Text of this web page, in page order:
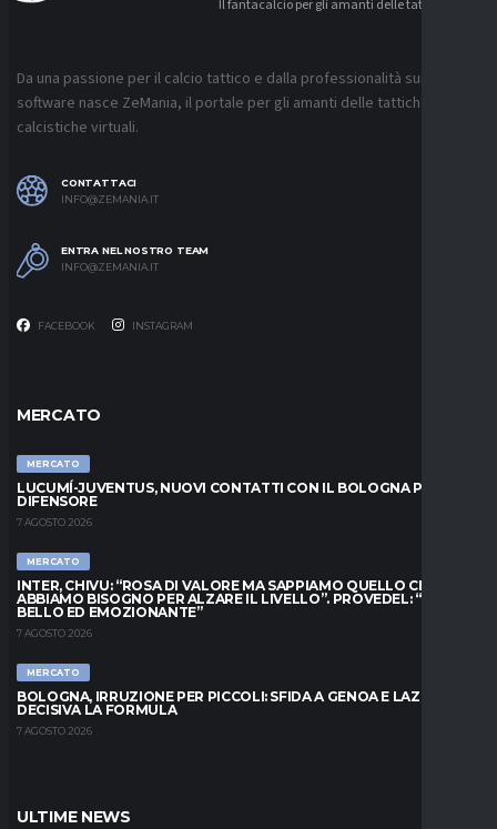
Il fantacalcio per gli amanti delle tattiche
Da una passione per il calcio tattico e dalla professionalità sui
software nasce ZeMania, il portale per gli amanti delle tattiche
calcistiche virtuali.
CONTATTACI
INFO@ZEMANIA.IT
ENTRA NEL NOSTRO TEAM
INFO@ZEMANIA.IT
FACEBOOK INSTAGRAM
MERCATO
MERCATO
LUCUMÍ-JUVENTUS, NUOVI CONTATTI CON IL BOLOGNA PER IL
DIFENSORE
7 AGOSTO 2026
MERCATO
INTER, CHIVU: “ROSA DI VALORE MA SAPPIAMO QUELLO CHE
ABBIAMO BISOGNO PER ALZARE IL LIVELLO”. PROVEDEL: “MESE
BELLO ED EMOZIONANTE”
7 AGOSTO 2026
MERCATO
BOLOGNA, IRRUZIONE PER PICCOLI: SFIDA A GENOA E LAZIO,
DECISIVA LA FORMULA
7 AGOSTO 2026
ULTIME NEWS